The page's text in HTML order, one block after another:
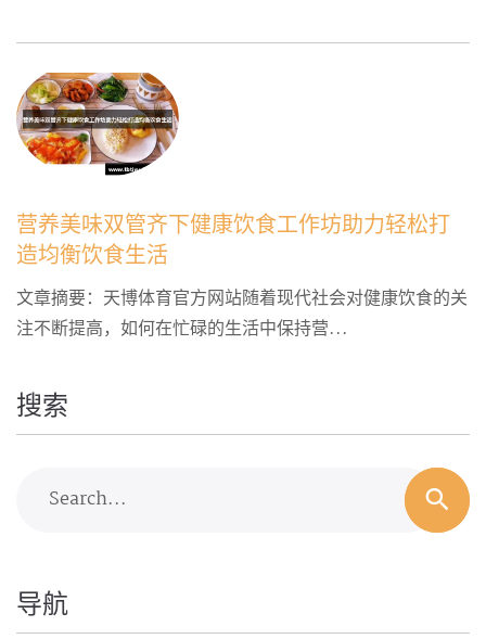
营养美味双管齐下健康饮食工作坊助力轻松打
造均衡饮食生活
文章摘要：天博体育官方网站随着现代社会对健康饮食的关
注不断提高，如何在忙碌的生活中保持营...
搜索
Search...
导航